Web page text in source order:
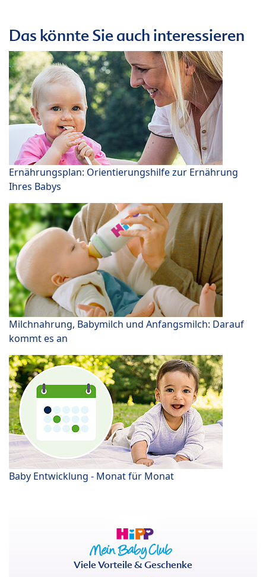
Das könnte Sie auch interessieren
Ernährungsplan: Orientierungshilfe zur Ernährung
Ihres Babys
Milchnahrung, Babymilch und Anfangsmilch: Darauf
kommt es an
Baby Entwicklung - Monat für Monat
Viele Vorteile & Geschenke